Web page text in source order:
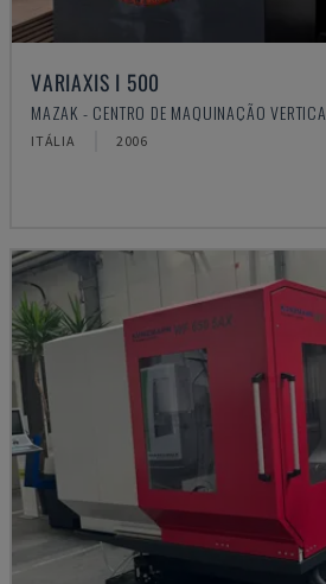
VARIAXIS I 500
MAZAK - CENTRO DE MAQUINAÇÃO
ITÁLIA 2006